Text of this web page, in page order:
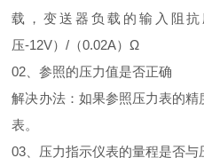
载，变送器负载的输入阻
压-12V）/（0.02A）Ω
02、参照的压力值是否正确
解决办法：如果参照压力表的
表。
03、压力指示仪表的量程是否